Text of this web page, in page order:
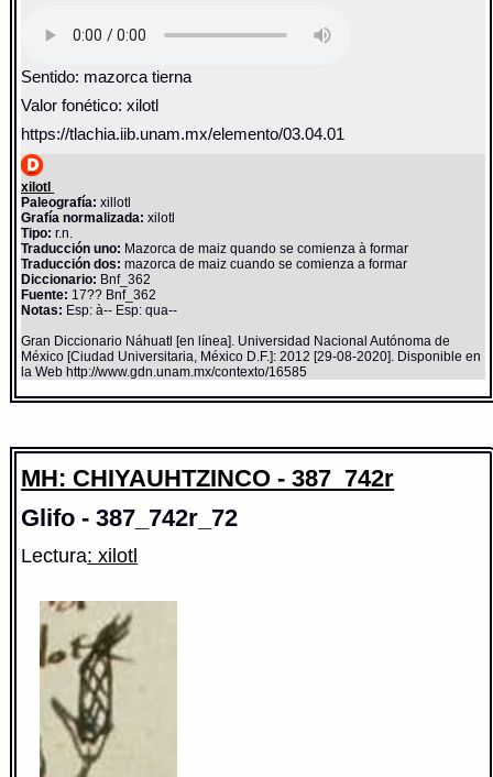
Sentido: mazorca tierna
Valor fonético: xilotl
https://tlachia.iib.unam.mx/elemento/03.04.01
xilotl
Paleografía: xillotl
Grafía normalizada: xilotl
Tipo: r.n.
Traducción uno: Mazorca de maiz quando se comienza à formar
Traducción dos: mazorca de maiz cuando se comienza a formar
Diccionario: Bnf_362
Fuente: 17?? Bnf_362
Notas: Esp: à-- Esp: qua--
Gran Diccionario Náhuatl [en línea]. Universidad Nacional Autónoma de
México [Ciudad Universitaria, México D.F.]: 2012 [29-08-2020]. Disponible en
la Web http://www.gdn.unam.mx/contexto/16585
MH: CHIYAUHTZINCO - 387_742r
Glifo - 387_742r_72
Lectura: xilotl